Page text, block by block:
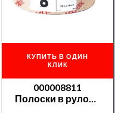
КУПИТЬ В ОДИН
КЛИК
000008811
Полоски в рулоне